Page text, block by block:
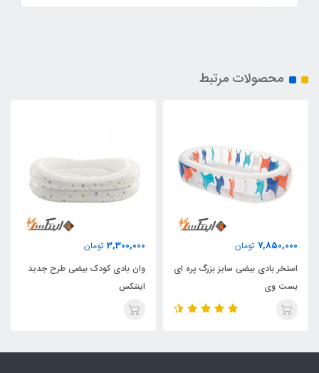
محصولات مرتبط
7,850,000 تومان
استخر بادی بیضی سایز بزرگ پره ای
بست وی
3,300,000 تومان
وان بادی کودک بیضی طرح جدید
اینتکس